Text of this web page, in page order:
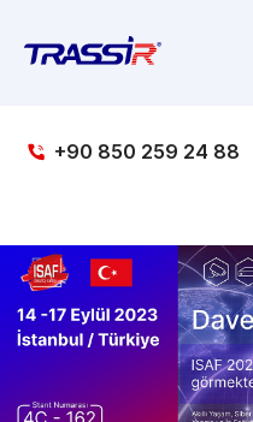
+90 850 259 24 88